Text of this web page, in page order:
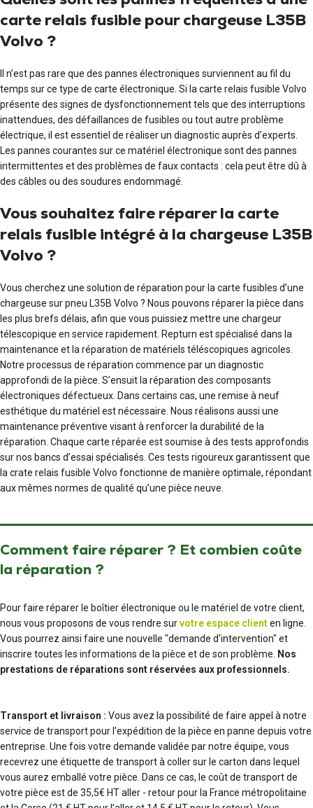
carte relais fusible pour chargeuse L35B
Volvo ?
Il n’est pas rare que des pannes électroniques surviennent au fil du
temps sur ce type de carte électronique. Si la carte relais fusible Volvo
présente des signes de dysfonctionnement tels que des interruptions
inattendues, des défaillances de fusibles ou tout autre problème
électrique, il est essentiel de réaliser un diagnostic auprès d’experts.
Les pannes courantes sur ce matériel électronique sont des pannes
intermittentes et des problèmes de faux contacts : cela peut être dû à
des câbles ou des soudures endommagé.
Vous souhaitez faire réparer la carte
relais fusible intégré à la chargeuse L35B
Volvo ?
Vous cherchez une solution de réparation pour la carte fusibles d’une
chargeuse sur pneu L35B Volvo ? Nous pouvons réparer la pièce dans
les plus brefs délais, afin que vous puissiez mettre une chargeur
télescopique en service rapidement. Repturn est spécialisé dans la
maintenance et la réparation de matériels téléscopiques agricoles.
Notre processus de réparation commence par un diagnostic
approfondi de la pièce. S’ensuit la réparation des composants
électroniques défectueux. Dans certains cas, une remise à neuf
esthétique du matériel est nécessaire. Nous réalisons aussi une
maintenance préventive visant à renforcer la durabilité de la
réparation. Chaque carte réparée est soumise à des tests approfondis
sur nos bancs d’essai spécialisés. Ces tests rigoureux garantissent que
la crate relais fusible Volvo fonctionne de manière optimale, répondant
aux mêmes normes de qualité qu’une pièce neuve.
Comment faire réparer ? Et combien coûte
la réparation ?
Pour faire réparer le boîtier électronique ou le matériel de votre client,
nous vous proposons de vous rendre survotre espace clienten ligne.
Vous pourrez ainsi faire une nouvelle "demande d'intervention" et
inscrire toutes les informations de la pièce et de son problème. Nos
prestations de réparations sont réservées aux professionnels.
Transport et livraison : Vous avez la possibilité de faire appel à notre
service de transport pour l’expédition de la pièce en panne depuis votre
entreprise. Une fois votre demande validée par notre équipe, vous
recevrez une étiquette de transport à coller sur le carton dans lequel
vous aurez emballé votre pièce. Dans ce cas, le coût de transport de
votre pièce est de 35,5€ HT aller - retour pour la France métropolitaine